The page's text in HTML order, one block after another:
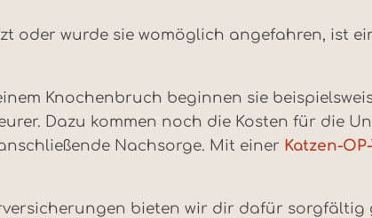
oder wurde sie womöglich angefahren, ist
Knochenbruch beginnen sie
Dazu kommen noch die Kosten für die
Nachsorge. Mit einer Katzen-
bieten wir dir dafür